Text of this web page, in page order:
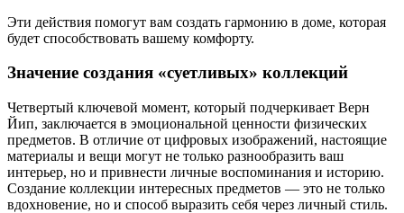
Эти действия помогут вам создать гармонию в доме, которая
будет способствовать вашему комфорту.
Значение создания «суетливых» коллекций
Четвертый ключевой момент, который подчеркивает Верн
Йип, заключается в эмоциональной ценности физических
предметов. В отличие от цифровых изображений, настоящие
материалы и вещи могут не только разнообразить ваш
интерьер, но и привнести личные воспоминания и историю.
Создание коллекции интересных предметов — это не только
вдохновение, но и способ выразить себя через личный стиль.